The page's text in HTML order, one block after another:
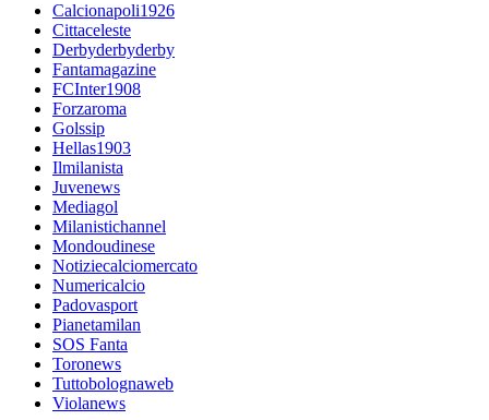
Calcionapoli1926
Cittaceleste
Derbyderbyderby
Fantamagazine
FCInter1908
Forzaroma
Golssip
Hellas1903
Ilmilanista
Juvenews
Mediagol
Milanistichannel
Mondoudinese
Notiziecalciomercato
Numericalcio
Padovasport
Pianetamilan
SOS Fanta
Toronews
Tuttobolognaweb
Violanews